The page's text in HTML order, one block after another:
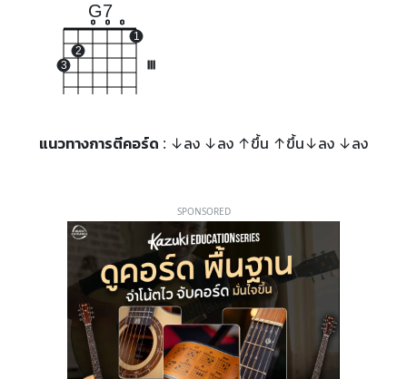
G7
3
2
o o o
1
แนวทางการตีคอร์ด : ↓ลง ↓ลง ↑ขึ้น ↑ขึ้น↓ลง ↓ลง
SPONSORED